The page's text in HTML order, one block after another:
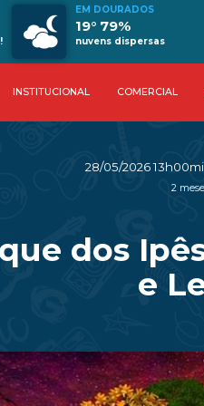
EM DOURADOS
19° 79%
nuvens dispersas
INSTITUCIONAL COMERCIAL
28/05/2026
2
dos
e